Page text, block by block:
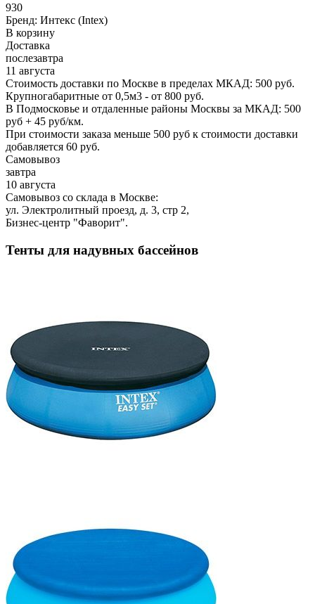
930
Бренд: Интекс (Intex)
В корзину
Доставка
послезавтра
11 августа
Стоимость доставки по Москве в пределах МКАД: 500 руб.
Крупногабаритные от 0,5м3 - от 800 руб.
В Подмосковье и отдаленные районы Москвы за МКАД: 500
руб + 45 руб/км.
При стоимости заказа меньше 500 руб к стоимости доставки
добавляется 60 руб.
Самовывоз
завтра
10 августа
Самовывоз со склада в Москве:
ул. Электролитный проезд, д. 3, стр 2,
Бизнес-центр "Фаворит".
Тенты для надувных бассейнов